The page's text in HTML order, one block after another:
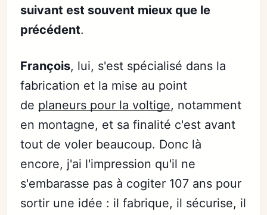
suivant est souvent mieux que le
précédent.
François, lui, s'est spécialisé dans la
fabrication et la mise au point
de planeurs pour la voltige, notamment
en montagne, et sa finalité c'est avant
tout de voler beaucoup. Donc là
encore, j'ai l'impression qu'il ne
s'embarasse pas à cogiter 107 ans pour
sortir une idée : il fabrique, il sécurise, il